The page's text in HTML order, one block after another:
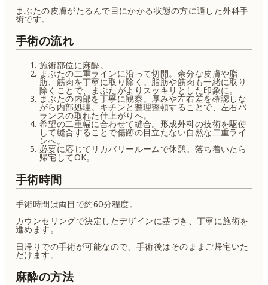
まぶたの皮膚がたるんで目にかかる状態の方に適した外科手
術です。
手術の流れ
施術部位に麻酔。
まぶたの二重ラインに沿って切開。余分な皮膚や脂
肪、筋肉を丁寧に取り除く。脂肪や筋肉も一緒に取り
除くことで、まぶたがよりスッキリとした印象に。
まぶたの内部を丁寧に観察。厚みや左右差を確認しな
がら内部処理。キチンと整理整頓することで、左右バ
ランスの取れた仕上がりへ。
希望の二重幅に合わせて縫合。形成外科の技術を駆使
して縫合することで傷跡の目立たない自然な二重ライ
ンへ。
必要に応じてリカバリールームで休憩。落ち着いたら
帰宅してOK。
手術時間
手術時間は両目で約60分程度。
カウンセリングで決定したデザインに基づき、丁寧に施術を
進めます。
日帰りでの手術が可能なので、手術後はそのままご帰宅いた
だけます。
麻酔の方法